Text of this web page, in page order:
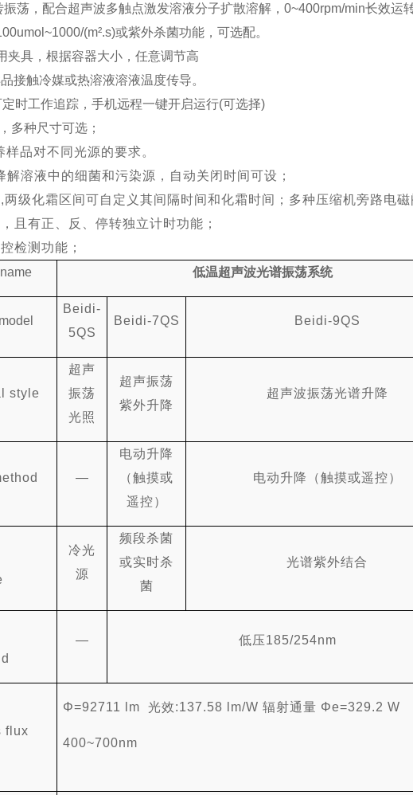
振荡， 配合超声波多触点激发溶液分子扩散溶解，0~400rpm/min长效运转
(m².s)或紫外杀菌功能，可选配。
夹具，根据容器大小，任意调节高
品接触冷媒或热溶液溶液温度传导。
时工作追踪，手机远程一键开启运行(可选择)
多种尺寸可选；
品对不同光源的要求。
解溶液中的细菌和污染源， 自动关闭时间可设；
,两级化霜区间可自定义其间隔时间和化霜时间；多种压缩机旁路电磁
且有正、反、停转独立计时功能；
检测功能；
低温超声波光谱振荡系统
Beidi-
5QS
Beidi-7QS Beidi-9QS
style
超声
振荡
光照
超声振荡
紫外升降
超声波振荡光谱升降
—
电动升降
（触摸或
遥控）
电动升降（触摸或遥控）
冷光
源
频段杀菌
或实时杀
菌
光谱紫外结合
— 低压185/254nm
flux
Φ=92711 lm 光效:137.58 lm/W 辐射通量 Φe=329.2 W
400~700nm